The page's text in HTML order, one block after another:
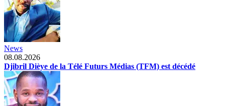
News
08.08.2026
Djibril Dièye de la Télé Futurs Médias (TFM) est décédé